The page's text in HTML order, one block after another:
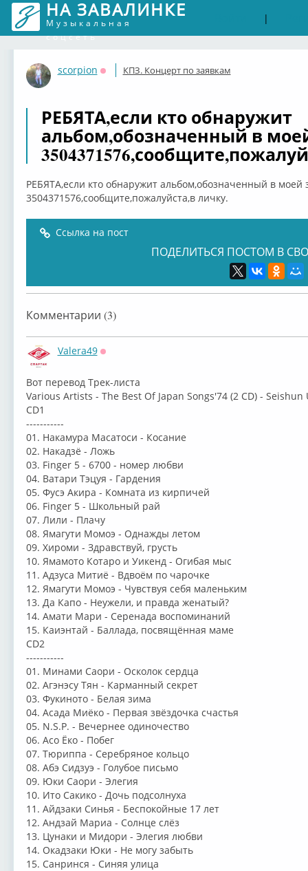
НА ЗАВАЛИНКЕ
Музыкальная
соцсеть
|
scorpion
Оффлайн
КПЗ. Концерт по заявкам
РЕБЯТА,если кто обнаружит
альбом,обозначенный в
РЕБЯТА,если кто обнаружит альбом,обозначенный в моей
3504371576,сообщите,пожалуйста,в личку.
Ссылка на пост
ПОДЕЛИТЬСЯ ПОСТОМ В
Комментарии (3)
Valera49
Вот перевод Трек-листа
Various Artists - The Best Of Japan Songs'74 (2 CD) - Seishun
CD1
-----------
01. Накамура Масатоси - Косание
02. Накадзё - Ложь
03. Finger 5 - 6700 - номер любви
04. Ватари Тэцуя - Гардения
05. Фусэ Акира - Комната из кирпичей
06. Finger 5 - Школьный рай
07. Лили - Плачу
08. Ямагути Момоэ - Однажды летом
09. Хироми - Здравствуй, грусть
10. Ямамото Котаро и Уикенд - Огибая мыс
11. Адзуса Митиё - Вдвоём по чарочке
12. Ямагути Момоэ - Чувствуя себя маленьким
13. Да Капо - Неужели, и правда женатый?
14. Амати Мари - Серенада воспоминаний
15. Каиэнтай - Баллада, посвящённая маме
CD2
-----------
01. Минами Саори - Осколок сердца
02. Агэнэсу Тян - Карманный секрет
03. Фукиното - Белая зима
04. Асада Миёко - Первая звёздочка счастья
05. N.S.P. - Вечернее одиночество
06. Асо Ёко - Побег
07. Тюриппа - Серебряное кольцо
08. Абэ Сидзуэ - Голубое письмо
09. Юки Саори - Элегия
10. Ито Сакико - Дочь подсолнуха
11. Айдзаки Синья - Беспокойные 17 лет
12. Андзай Мариа - Солнце слёз
13. Цунаки и Мидори - Элегия любви
14. Окадзаки Юки - Не могу забыть
15. Санринся - Синяя улица